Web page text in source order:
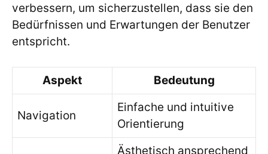
verbessern, um sicherzustellen, dass sie den
Bedürfnissen und Erwartungen der Benutzer
entspricht.
Aspekt Bedeutung
Navigation
Einfache und intuitive
Orientierung
Ästhetisch ansprechend